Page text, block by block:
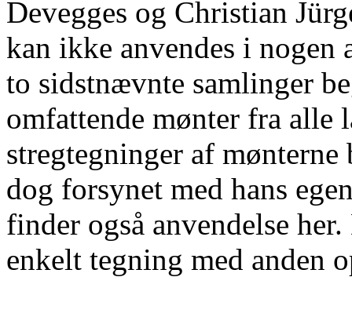
Devegges og Christian
kan ikke anvendes i nogen
to sidstnævnte samlinger
omfattende mønter fra alle
stregtegninger af
dog forsynet med hans
finder også anvendelse
enkelt tegning med anden